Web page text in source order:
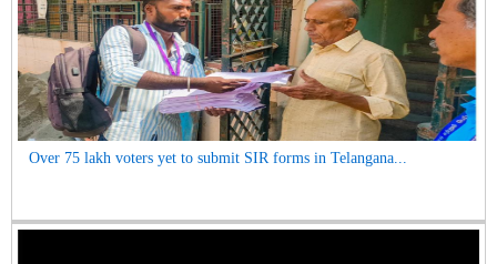
Over 75 lakh voters yet to submit SIR forms in Telangana...